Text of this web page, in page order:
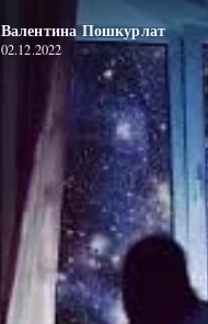
Валентина Пошкурлат
02.12.2022